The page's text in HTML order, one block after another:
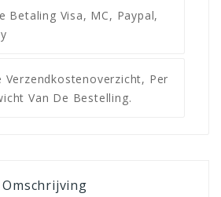
Betaling Visa, MC, Paypal,
Verzendkostenoverzicht, Per
Van De Bestelling.
Omschrijving